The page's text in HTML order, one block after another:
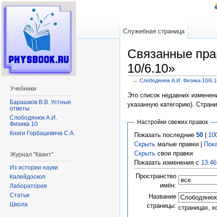
Связанные
10/6.10»
← Слободянюк А.И. Физика 10/
Это список недавних
указанную категорию).
Настройки свежих правок
Показать последние 50|
Скрытьмалые правки |
Скрытьсвои правки
Показать изменения с
Пространство
имён:
Название
страницы: страницах,
Служебная страница
Учебники
Барашков В.В. Устные
ответы
Слободянюк А.И.
Физика 10
Книги Горбацевича С.А.
Журнал "Квант"
Из истории науки
Калейдоскоп
Лаборатория
Статьи
Школа